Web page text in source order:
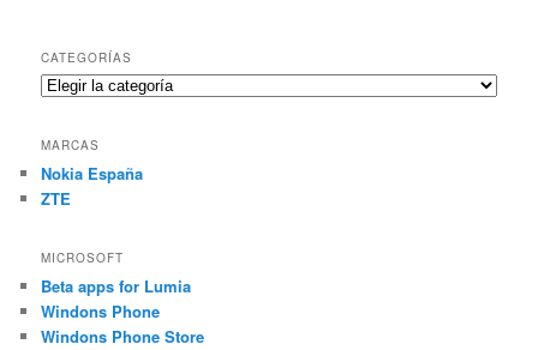
CATEGORÍAS
Categorías
MARCAS
Nokia España
ZTE
MICROSOFT
Beta apps for Lumia
Windons Phone
Windons Phone Store